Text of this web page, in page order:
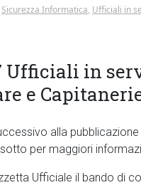
Sicurezza Informatica, Ufficiali in
Ufficiali in
e
alla
per maggiori
Ufficiale il bando di